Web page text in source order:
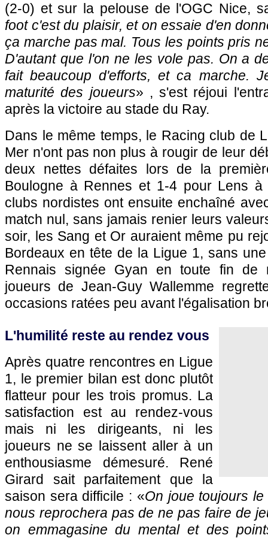
(2-0) et sur la pelouse de l'OGC Nice,
foot c'est du plaisir, et on essaie d'en
ça marche pas mal. Tous les points pris
D'autant que l'on ne les vole pas. On a
fait beaucoup d'efforts, et ca marche.
maturité des joueurs» , s'est réjoui
après la victoire au stade du Ray.
Dans le même temps, le Racing club de
Mer n'ont pas non plus à rougir de leur
deux nettes défaites lors de la
Boulogne à Rennes et 1-4 pour Lens
clubs nordistes ont ensuite enchaîné
match nul, sans jamais renier leurs
soir, les Sang et Or auraient même pu
Bordeaux en tête de la Ligue 1, sans
Rennais signée Gyan en toute fin de
joueurs de Jean-Guy Wallemme
occasions ratées peu avant l'égalisation
L'humilité reste au rendez vous
Après quatre rencontres en Ligue
1, le premier bilan est donc plutôt
flatteur pour les trois promus. La
satisfaction est au rendez-vous
mais ni les dirigeants, ni les
joueurs ne se laissent aller à un
enthousiasme démesuré. René
Girard sait parfaitement que la
saison sera difficile : «On joue toujours
nous reprochera pas de ne pas faire de
on emmagasine du mental et des